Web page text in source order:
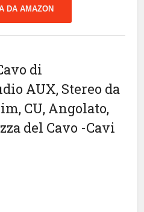
DA AMAZON
di
AUX, Stereo da
CU, Angolato,
del Cavo -Cavi